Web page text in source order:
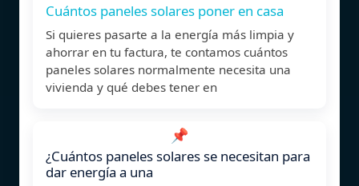
Cuántos paneles solares poner en casa
Si quieres pasarte a la energía más limpia y
ahorrar en tu factura, te contamos cuántos
paneles solares normalmente necesita una
vivienda y qué debes tener en
📌
¿Cuántos paneles solares se necesitan para
dar energía a una